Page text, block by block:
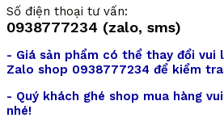
Số điện thoại tư vấn:
0938777234 (zalo, sms)
- Giá sản phẩm có thể thay đổi vui
Zalo shop 0938777234 để kiểm
- Quý khách ghé shop mua hàng
nhé!